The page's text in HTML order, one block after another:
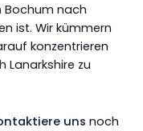
Bochum nach
ist. Wir kümmern
konzentrieren
Lanarkshire zu
uns noch